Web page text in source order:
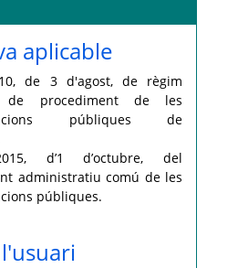
aplicable
de 3 d'agost, de règim
procediment de les
públiques de
d’1 d’octubre, del
administratiu comú de les
públiques.